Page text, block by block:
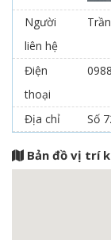
Người
liên hệ
Điện
thoại
Địa chỉ Số
Bản đồ vị trí